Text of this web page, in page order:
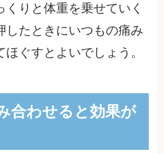
りと体重を乗せていく
したときにいつもの痛み
ぐすとよいでしょう。
合わせると効果が